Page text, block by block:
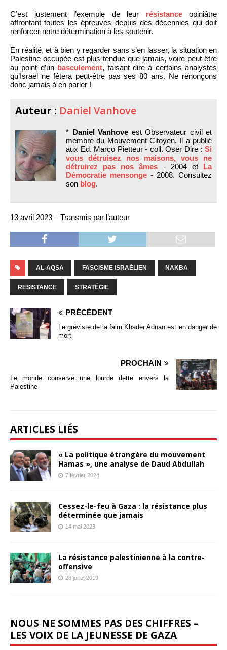
C’est justement l’exemple de leur résistanceopiniâtre
affrontant toutes les épreuves depuis des décennies qui doit
renforcer notre détermination à les soutenir.
En réalité, et à bien y regarder sans s’en lasser, la situation en
Palestine occupée est plus tendue que jamais, voire peut-être
au point d’un basculement, faisant dire à certains analystes
qu’Israël ne fêtera peut-être pas ses 80 ans. Ne renonçons
donc jamais à en parler !
Auteur : Daniel Vanhove
* Daniel Vanhove est Observateur civil et
membre du Mouvement Citoyen. Il a publié
aux Ed. Marco Pietteur - coll. Oser Dire : Si
vous détruisez nos maisons, vous ne
détruirez pas nos âmes - 2004 et La
Démocratie mensonge - 2008. Consultez
son blog.
13 avril 2023 – Transmis par l’auteur
AL-AQSA FASCISME ISRAÉLIEN NAKBA
RESISTANCE STRATÉGIE
PRÉCÉDENT
Le gréviste de la faim Khader Adnan est en danger de
mort
PROCHAIN
Le monde conserve une lourde dette envers la
Palestine
ARTICLES LIÉS
« La politique étrangère du mouvement
Hamas », une analyse de Daud Abdullah
7 février 2024
Cessez-le-feu à Gaza : la résistance plus
déterminée que jamais
14 mai 2023
La résistance palestinienne à la contre-
offensive
23 juillet 2019
NOUS NE SOMMES PAS DES CHIFFRES –
LES VOIX DE LA JEUNESSE DE GAZA